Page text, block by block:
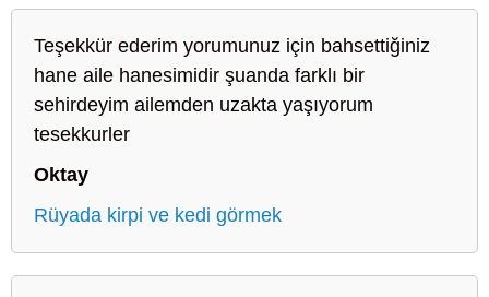
Teşekkür ederim yorumunuz için bahsettiğiniz
hane aile hanesimidir şuanda farklı bir
sehirdeyim ailemden uzakta yaşıyorum
tesekkurler
Oktay
Rüyada kirpi ve kedi görmek